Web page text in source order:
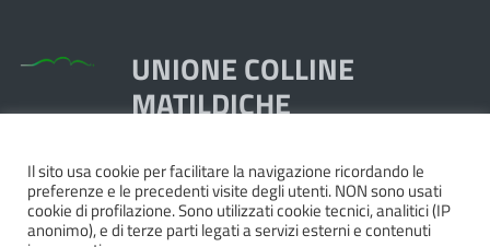
UNIONE COLLINE
MATILDICHE
Piazza Dante, 1,
42020 Quattro Castella RE
Tel. 0522.249211 - Fax 0522.249298
Il sito usa cookie per facilitare la navigazione ricordando le
preferenze e le precedenti visite degli utenti. NON sono usati
cookie di profilazione. Sono utilizzati cookie tecnici, analitici (IP
anonimo), e di terze parti legati a servizi esterni e contenuti